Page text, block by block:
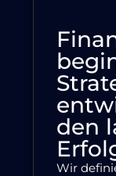
den
Wir